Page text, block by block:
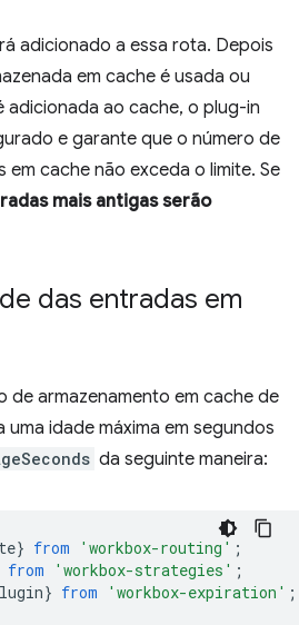
adicionado a essa rota. Depois
em cache é usada ou
adicionada ao cache, o plug-in
e garante que o número de
em cache não exceda o limite. Se
mais antigas serão
das entradas em
de armazenamento em cache de
idade máxima em segundos
da seguinte maneira:
} from 'workbox-routing' ;
from 'workbox-strategies' ;
} from 'workbox-expiration' ;